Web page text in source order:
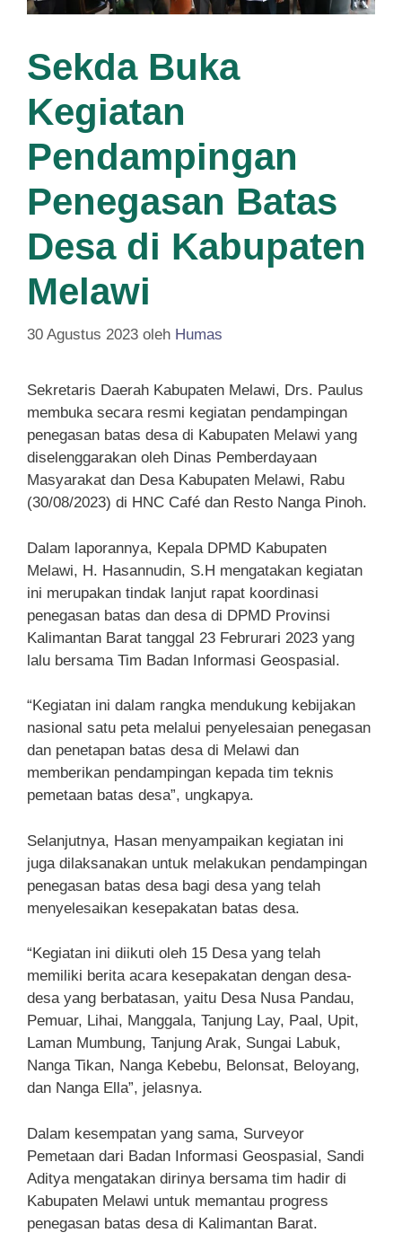
Sekda Buka
Kegiatan
Pendampingan
Penegasan Batas
Desa di Kabupaten
Melawi
30 Agustus 2023 oleh Humas
Sekretaris Daerah Kabupaten Melawi, Drs. Paulus
membuka secara resmi kegiatan pendampingan
penegasan batas desa di Kabupaten Melawi yang
diselenggarakan oleh Dinas Pemberdayaan
Masyarakat dan Desa Kabupaten Melawi, Rabu
(30/08/2023) di HNC Café dan Resto Nanga Pinoh.
Dalam laporannya, Kepala DPMD Kabupaten
Melawi, H. Hasannudin, S.H mengatakan kegiatan
ini merupakan tindak lanjut rapat koordinasi
penegasan batas dan desa di DPMD Provinsi
Kalimantan Barat tanggal 23 Februrari 2023 yang
lalu bersama Tim Badan Informasi Geospasial.
“Kegiatan ini dalam rangka mendukung kebijakan
nasional satu peta melalui penyelesaian penegasan
dan penetapan batas desa di Melawi dan
memberikan pendampingan kepada tim teknis
pemetaan batas desa”, ungkapya.
Selanjutnya, Hasan menyampaikan kegiatan ini
juga dilaksanakan untuk melakukan pendampingan
penegasan batas desa bagi desa yang telah
menyelesaikan kesepakatan batas desa.
“Kegiatan ini diikuti oleh 15 Desa yang telah
memiliki berita acara kesepakatan dengan desa-
desa yang berbatasan, yaitu Desa Nusa Pandau,
Pemuar, Lihai, Manggala, Tanjung Lay, Paal, Upit,
Laman Mumbung, Tanjung Arak, Sungai Labuk,
Nanga Tikan, Nanga Kebebu, Belonsat, Beloyang,
dan Nanga Ella”, jelasnya.
Dalam kesempatan yang sama, Surveyor
Pemetaan dari Badan Informasi Geospasial, Sandi
Aditya mengatakan dirinya bersama tim hadir di
Kabupaten Melawi untuk memantau progress
penegasan batas desa di Kalimantan Barat.